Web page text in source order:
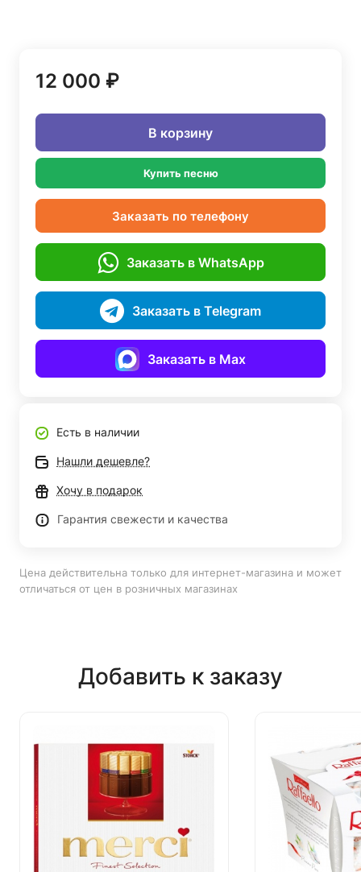
12 000 ₽
В корзину
Купить песню
Заказать по телефону
Заказать в WhatsApp
Заказать в Telegram
Заказать в Max
Есть в наличии
Нашли дешевле?
Хочу в подарок
Гарантия свежести и качества
Цена действительна только для интернет-магазина и может
отличаться от цен в розничных магазинах
Добавить к заказу